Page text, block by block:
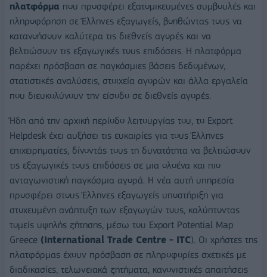
πλατφόρμα που προσφέρει εξατομικευμένες συμβουλές και
πληροφόρηση σε Έλληνες εξαγωγείς, βοηθώντας τους να
κατανοήσουν καλύτερα τις διεθνείς αγορές και να
βελτιώσουν τις εξαγωγικές τους επιδόσεις. Η πλατφόρμα
παρέχει πρόσβαση σε παγκόσμιες βάσεις δεδομένων,
στατιστικές αναλύσεις, στοιχεία αγορών και άλλα εργαλεία
που διευκολύνουν την είσοδο σε διεθνείς αγορές.
Ήδη από την αρχική περίοδο λειτουργίας του, το Export
Helpdesk έχει αυξήσει τις ευκαιρίες για τους Έλληνες
επιχειρηματίες, δίνοντάς τους τη δυνατότητα να βελτιώσουν
τις εξαγωγικές τους επιδόσεις σε μια ολοένα και πιο
ανταγωνιστική παγκόσμια αγορά. Η νέα αυτή υπηρεσία
προσφέρει στους Έλληνες εξαγωγείς υποστήριξη για
στοχευμένη ανάπτυξη των εξαγωγών τους, καλύπτοντας
τομείς υψηλής ζήτησης, μέσω του Export Potential Map
Greece (International Trade Centre - ITC). Οι χρήστες της
πλατφόρμας έχουν πρόσβαση σε πληροφορίες σχετικές με
διαδικασίες, τελωνειακά ζητήματα, κανονιστικές απαιτήσεις